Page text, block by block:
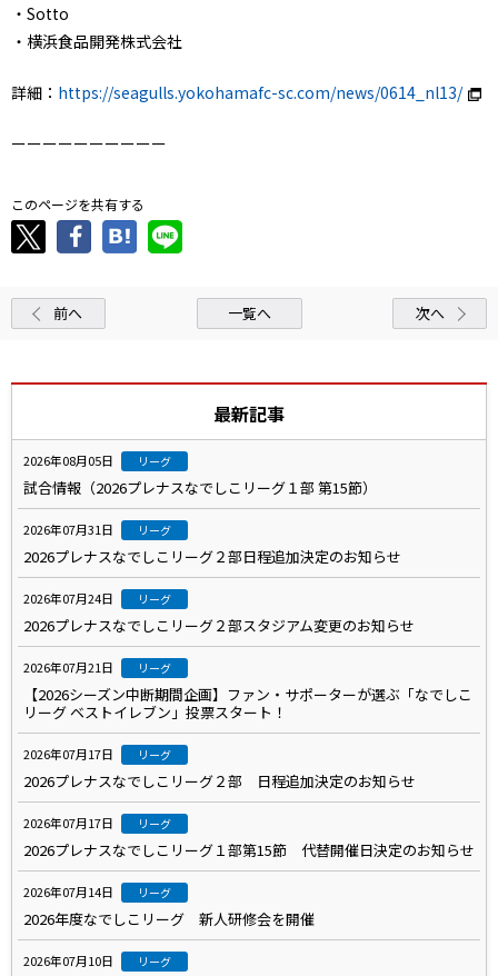
・Sotto
・横浜食品開発株式会社
詳細： https://seagulls.yokohamafc-sc.com/news/0614_nl13/
ーーーーーーーーーー
このページを共有する
前へ 一覧へ 次へ
最新記事
2026年08月05日 リーグ
試合情報（2026プレナスなでしこリーグ１部 第15節）
2026年07月31日 リーグ
2026プレナスなでしこリーグ２部日程追加決定のお知らせ
2026年07月24日 リーグ
2026プレナスなでしこリーグ２部スタジアム変更のお知らせ
2026年07月21日 リーグ
【2026シーズン中断期間企画】ファン・サポーターが選ぶ「なでしこ
リーグ ベストイレブン」投票スタート！
2026年07月17日 リーグ
2026プレナスなでしこリーグ２部 日程追加決定のお知らせ
2026年07月17日 リーグ
2026プレナスなでしこリーグ１部第15節 代替開催日決定のお知らせ
2026年07月14日 リーグ
2026年度なでしこリーグ 新人研修会を開催
2026年07月10日 リーグ